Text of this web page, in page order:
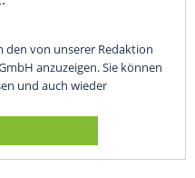
von unserer Redaktion
anzuzeigen. Sie können
und auch wieder